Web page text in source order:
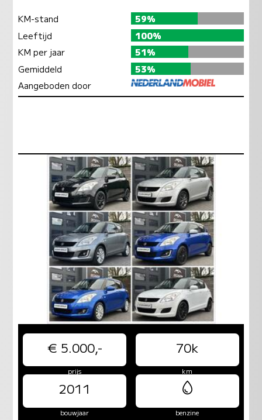
KM-stand
59%
Leeftijd
100%
KM per jaar
51%
Gemiddeld
53%
Aangeboden door
€ 5.000,- 70k
prijs km
2011
bouwjaar benzine